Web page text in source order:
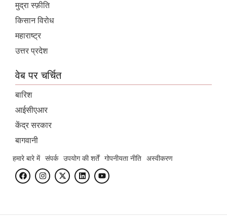
मुद्रा स्फ़ीति
किसान विरोध
महाराष्ट्र
उत्तर प्रदेश
वेब पर चर्चित
बारिश
आईसीएआर
केंद्र सरकार
बागवानी
हमारे बारे में संपर्क उपयोग की शर्तें गोपनीयता नीति अस्वीकरण